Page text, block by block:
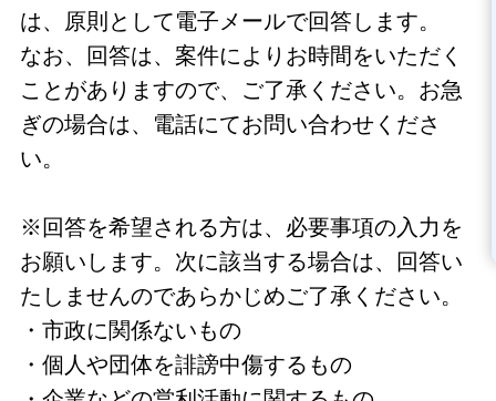
は、原則として電子メールで回答します。
なお、回答は、案件によりお時間をいただく
ことがありますので、ご了承ください。お急
ぎの場合は、電話にてお問い合わせくださ
い。
※回答を希望される方は、必要事項の入力を
お願いします。次に該当する場合は、回答い
たしませんのであらかじめご了承ください。
・市政に関係ないもの
・個人や団体を誹謗中傷するもの